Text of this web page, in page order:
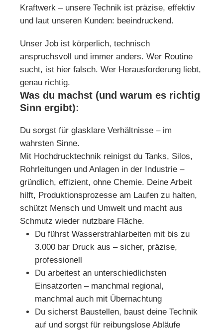
Kraftwerk – unsere Technik ist präzise, effektiv
und laut unseren Kunden: beeindruckend.
Unser Job ist körperlich, technisch
anspruchsvoll und immer anders. Wer Routine
sucht, ist hier falsch. Wer Herausforderung liebt,
genau richtig.
Was du machst (und warum es richtig
Sinn ergibt):
Du sorgst für glasklare Verhältnisse – im
wahrsten Sinne.
Mit Hochdrucktechnik reinigst du Tanks, Silos,
Rohrleitungen und Anlagen in der Industrie –
gründlich, effizient, ohne Chemie. Deine Arbeit
hilft, Produktionsprozesse am Laufen zu halten,
schützt Mensch und Umwelt und macht aus
Schmutz wieder nutzbare Fläche.
Du führst Wasserstrahlarbeiten mit bis zu
3.000 bar Druck aus – sicher, präzise,
professionell
Du arbeitest an unterschiedlichsten
Einsatzorten – manchmal regional,
manchmal auch mit Übernachtung
Du sicherst Baustellen, baust deine Technik
auf und sorgst für reibungslose Abläufe